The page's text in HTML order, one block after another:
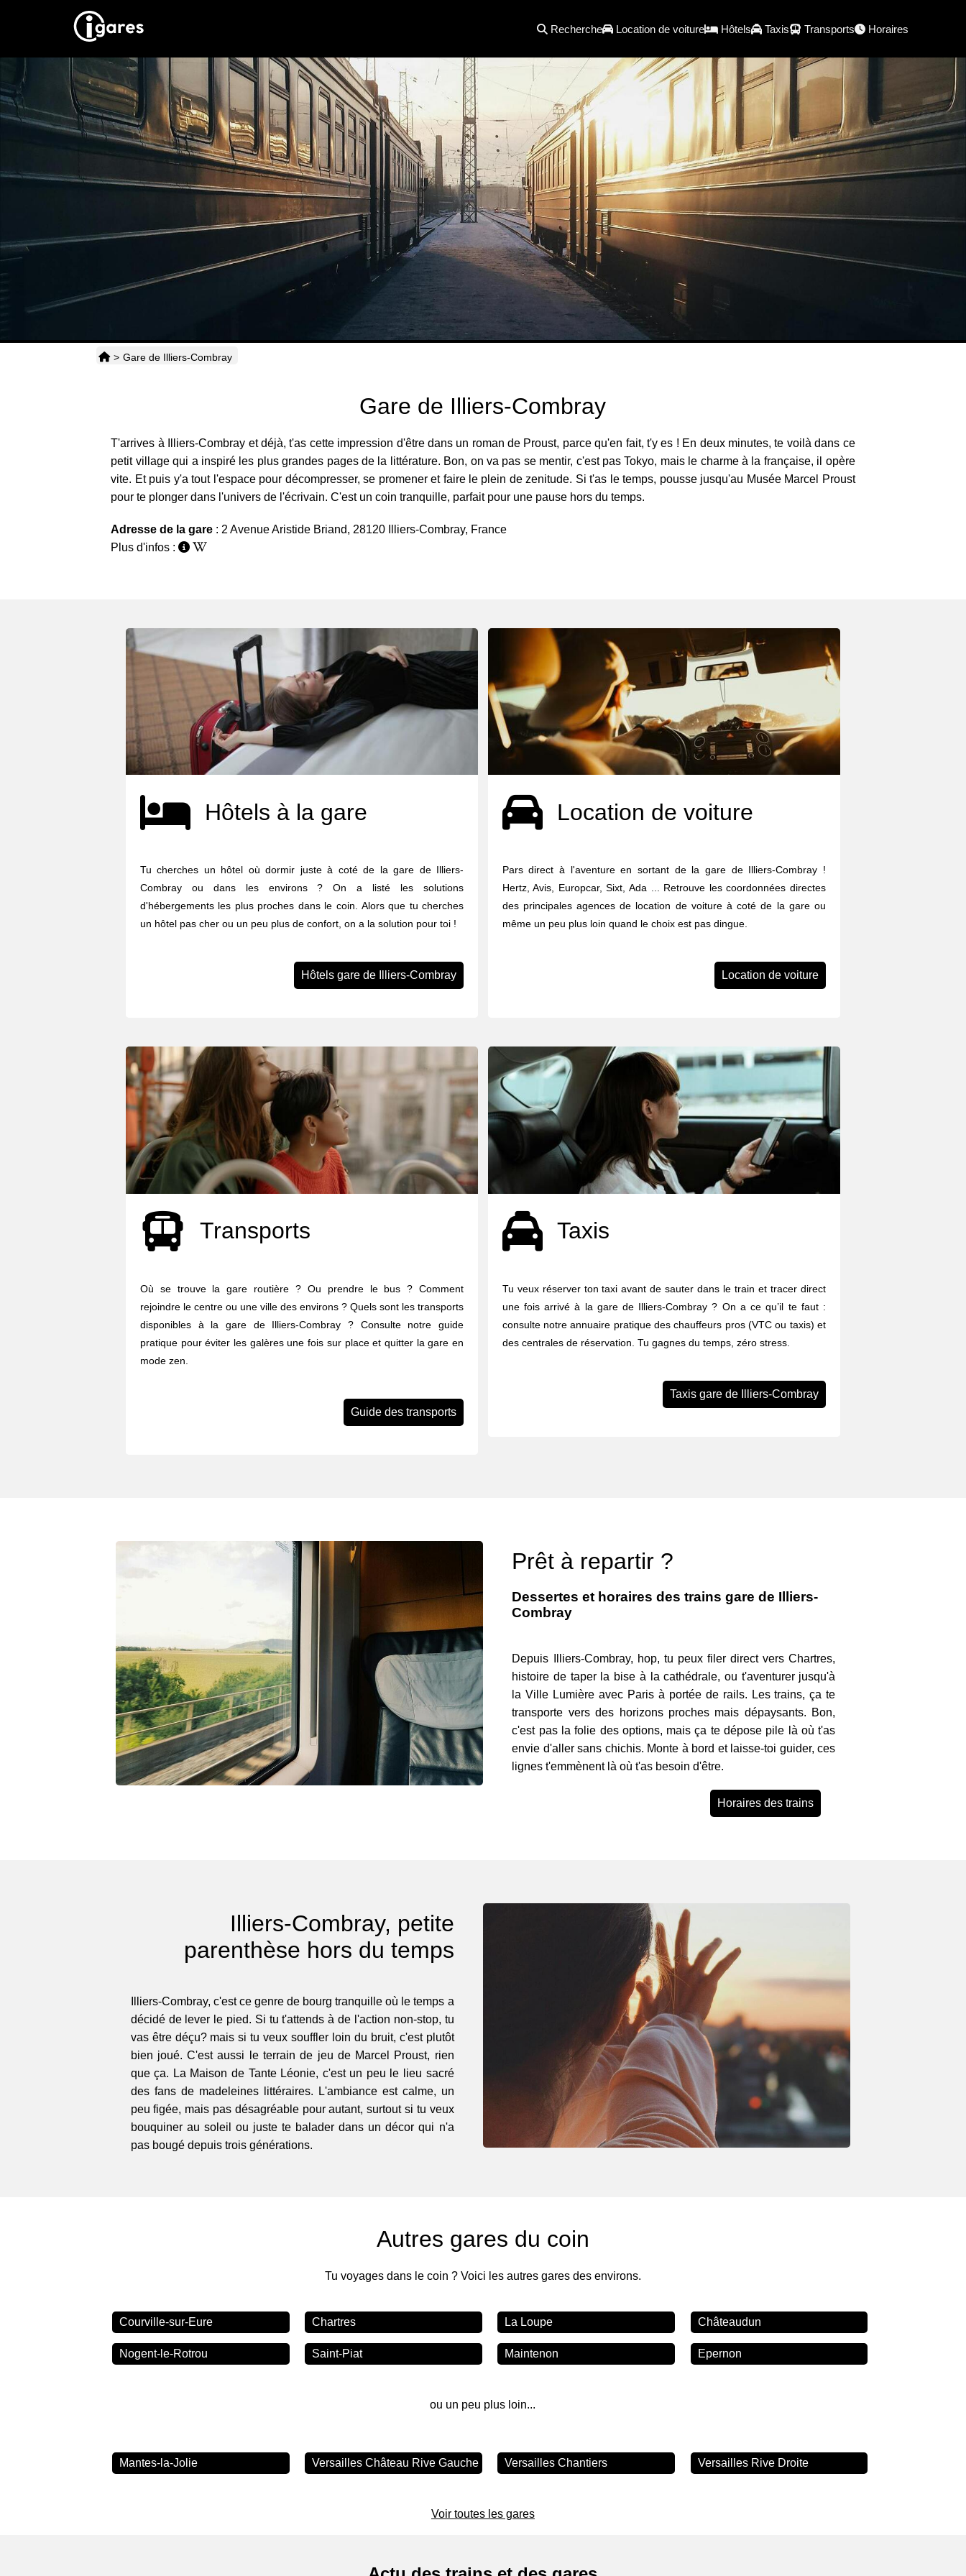
Recherche Location de voiture Hôtels Taxis Transports Horaires
> Gare de Illiers-Combray
Gare de Illiers-Combray
T'arrives à Illiers-Combray et déjà, t'as cette impression d'être dans un roman de Proust, parce qu'en fait, t'y es ! En deux minutes, te voilà dans ce
petit village qui a inspiré les plus grandes pages de la littérature. Bon, on va pas se mentir, c'est pas Tokyo, mais le charme à la française, il opère
vite. Et puis y'a tout l'espace pour décompresser, se promener et faire le plein de zenitude. Si t'as le temps, pousse jusqu'au Musée Marcel Proust
pour te plonger dans l'univers de l'écrivain. C'est un coin tranquille, parfait pour une pause hors du temps.
Adresse de la gare : 2 Avenue Aristide Briand, 28120 Illiers-Combray, France
Plus d'infos :
Hôtels à la gare
Tu cherches un hôtel où dormir juste à coté de la gare de Illiers-
Combray ou dans les environs ? On a listé les solutions
d'hébergements les plus proches dans le coin. Alors que tu cherches
un hôtel pas cher ou un peu plus de confort, on a la solution pour toi !
Hôtels gare de Illiers-Combray
Location de voiture
Pars direct à l'aventure en sortant de la gare de Illiers-Combray !
Hertz, Avis, Europcar, Sixt, Ada ... Retrouve les coordonnées directes
des principales agences de location de voiture à coté de la gare ou
même un peu plus loin quand le choix est pas dingue.
Location de voiture
Transports
Où se trouve la gare routière ? Ou prendre le bus ? Comment
rejoindre le centre ou une ville des environs ? Quels sont les transports
disponibles à la gare de Illiers-Combray ? Consulte notre guide
pratique pour éviter les galères une fois sur place et quitter la gare en
mode zen.
Guide des transports
Taxis
Tu veux réserver ton taxi avant de sauter dans le train et tracer direct
une fois arrivé à la gare de Illiers-Combray ? On a ce qu’il te faut :
consulte notre annuaire pratique des chauffeurs pros (VTC ou taxis) et
des centrales de réservation. Tu gagnes du temps, zéro stress.
Taxis gare de Illiers-Combray
Prêt à repartir ?
Dessertes et horaires des trains gare de Illiers-
Combray
Depuis Illiers-Combray, hop, tu peux filer direct vers Chartres,
histoire de taper la bise à la cathédrale, ou t'aventurer jusqu'à
la Ville Lumière avec Paris à portée de rails. Les trains, ça te
transporte vers des horizons proches mais dépaysants. Bon,
c'est pas la folie des options, mais ça te dépose pile là où t'as
envie d'aller sans chichis. Monte à bord et laisse-toi guider, ces
lignes t'emmènent là où t'as besoin d'être.
Horaires des trains
Illiers-Combray, petite
parenthèse hors du temps
Illiers-Combray, c'est ce genre de bourg tranquille où le temps a
décidé de lever le pied. Si tu t'attends à de l'action non-stop, tu
vas être déçu? mais si tu veux souffler loin du bruit, c'est plutôt
bien joué. C'est aussi le terrain de jeu de Marcel Proust, rien
que ça. La Maison de Tante Léonie, c'est un peu le lieu sacré
des fans de madeleines littéraires. L'ambiance est calme, un
peu figée, mais pas désagréable pour autant, surtout si tu veux
bouquiner au soleil ou juste te balader dans un décor qui n'a
pas bougé depuis trois générations.
Autres gares du coin
Tu voyages dans le coin ? Voici les autres gares des environs.
Courville-sur-Eure Chartres La Loupe Châteaudun
Nogent-le-Rotrou Saint-Piat Maintenon Epernon
ou un peu plus loin...
Mantes-la-Jolie Versailles Château Rive Gauche Versailles Chantiers Versailles Rive Droite
Voir toutes les gares